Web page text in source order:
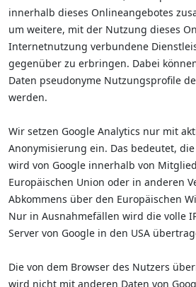
innerhalb dieses Onlineangebotes
um weitere, mit der Nutzung dieses
Internetnutzung verbundene
gegenüber zu erbringen. Dabei
Daten pseudonyme Nutzungsprofile
werden.
Wir setzen Google Analytics nur mit
Anonymisierung ein. Das bedeutet,
wird von Google innerhalb von
Europäischen Union oder in anderen
Abkommens über den Europäischen
Nur in Ausnahmefällen wird die volle
Server von Google in den USA
Die von dem Browser des Nutzers
wird nicht mit anderen Daten von